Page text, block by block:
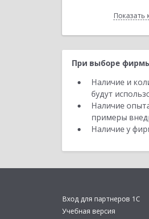
Показать
При выборе
Наличие и
будут
Наличие
примеры
Наличие у
Вход для партнеров 1С
Учебная версия